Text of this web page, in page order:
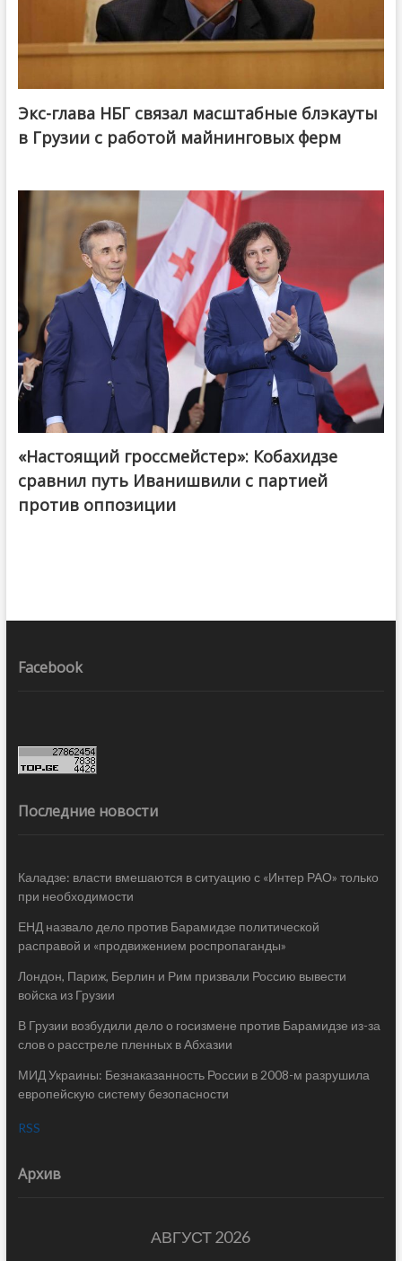
Экс-глава НБГ связал масштабные блэкауты
в Грузии с работой майнинговых ферм
@ქართული ოცნება / Georgian Dream
«Настоящий гроссмейстер»: Кобахидзе
сравнил путь Иванишвили с партией
против оппозиции
Facebook
Последние новости
Каладзе: власти вмешаются в ситуацию с «Интер РАО» только
при необходимости
ЕНД назвало дело против Барамидзе политической
расправой и «продвижением роспропаганды»
Лондон, Париж, Берлин и Рим призвали Россию вывести
войска из Грузии
В Грузии возбудили дело о госизмене против Барамидзе из-за
слов о расстреле пленных в Абхазии
МИД Украины: Безнаказанность России в 2008-м разрушила
европейскую систему безопасности
RSS
Архив
АВГУСТ 2026